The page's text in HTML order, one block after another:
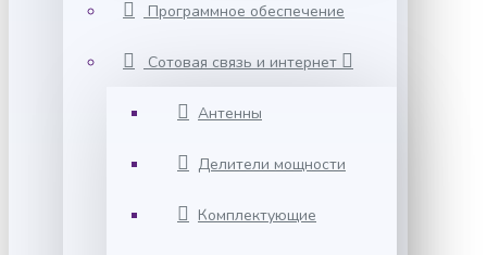
Программное обеспечение
Сотовая связь и интернет
Антенны
Делители мощности
Комплектующие